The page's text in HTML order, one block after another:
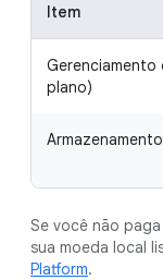
Item
Gerenciamento
plano)
Se você não
sua moeda local
Platform.